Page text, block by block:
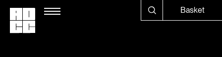
Basket